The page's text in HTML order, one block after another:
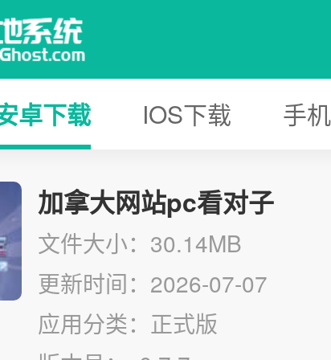
卓下载 IOS下载 手
加拿大网站pc看对子
文件大小：30.14MB
更新时间：2026-07-07
应用分类：正式版